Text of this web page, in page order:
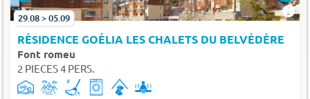
29.08 > 05.09
RÉSIDENCE GOÉLIA LES CHALETS DU BELVÉDÈRE
Font romeu
2 PIECES 4 PERS.